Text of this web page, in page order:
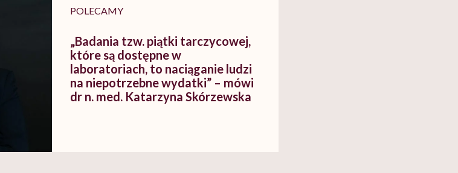
POLECAMY
„Badania tzw. piątki tarczycowej,
które są dostępne w
laboratoriach, to naciąganie ludzi
na niepotrzebne wydatki” – mówi
dr n. med. Katarzyna Skórzewska